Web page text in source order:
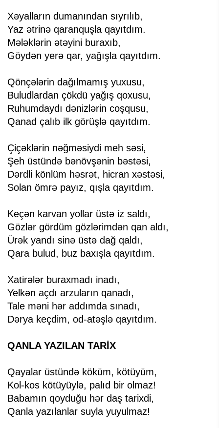
Xəyalların dumanından sıyrılıb,
Yaz ətrinə qaranquşla qayıtdım.
Mələklərin ətəyini buraxıb,
Göydən yerə qar, yağışla qayıtdım.
Qönçələrin dağılmamış yuxusu,
Buludlardan çökdü yağış qoxusu,
Ruhumdaydı dənizlərin coşqusu,
Qanad çalıb ilk görüşlə qayıtdım.
Çiçəklərin nəğməsiydi meh səsi,
Şeh üstündə bənövşənin bəstəsi,
Dərdli könlüm həsrət, hicran xəstəsi,
Solan ömrə payız, qışla qayıtdım.
Keçən karvan yollar üstə iz saldı,
Gözlər gördüm gözlərimdən qan aldı,
Ürək yandı sinə üstə dağ qaldı,
Qara bulud, buz baxışla qayıtdım.
Xatirələr buraxmadı inadı,
Yelkən açdı arzuların qanadı,
Tale məni hər addımda sınadı,
Dərya keçdim, od-atəşlə qayıtdım.
QANLA YAZILAN TARİX
Qayalar üstündə köküm, kötüyüm,
Kol-kos kötüyüylə, palıd bir olmaz!
Babamın qoyduğu hər daş tarixdi,
Qanla yazılanlar suyla yuyulmaz!